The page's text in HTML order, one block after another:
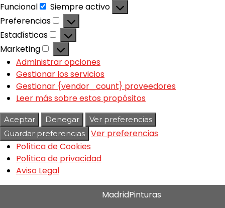
Funcional
Siempre activo
Preferencias
Estadísticas
Marketing
Administrar opciones
Gestionar los servicios
Gestionar {vendor_count} proveedores
Leer más sobre estos propósitos
Aceptar Denegar
Ver preferencias
Guardar preferencias
Ver preferencias
Política de Cookies
Política de privacidad
Aviso Legal
MadridPinturas